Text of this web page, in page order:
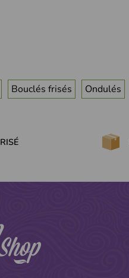
Bouclés frisés Ondulés